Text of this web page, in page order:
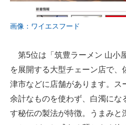
画像：ワイエスフード
第5位は「筑豊ラーメン 山小
を展開する大型チェーン店で、
津市などに店舗があります。ス
余計なものを使わず、白濁にな
す秘伝の製法が特徴。うまみと